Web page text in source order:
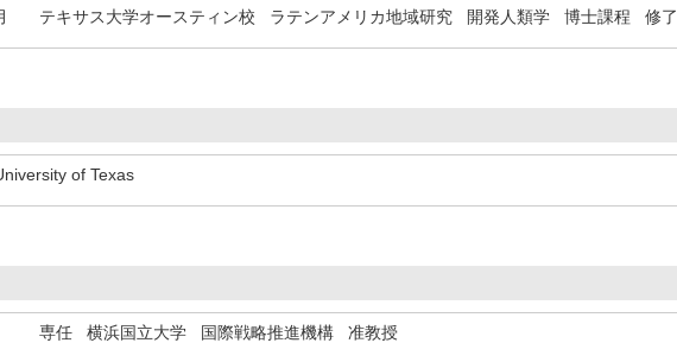
テキサス大学オースティン校 ラテンアメリカ地域研究 開発人類学 博士課程 修了
of Texas
専任 横浜国立大学 国際戦略推進機構 准教授